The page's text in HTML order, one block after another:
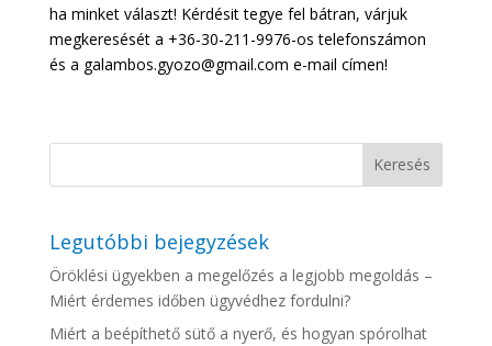
ha minket választ! Kérdésit tegye fel bátran, várjuk
megkeresését a +36-30-211-9976-os telefonszámon
és a galambos.gyozo@gmail.com e-mail címen!
Legutóbbi bejegyzések
Öröklési ügyekben a megelőzés a legjobb megoldás –
Miért érdemes időben ügyvédhez fordulni?
Miért a beépíthető sütő a nyerő, és hogyan spórolhat